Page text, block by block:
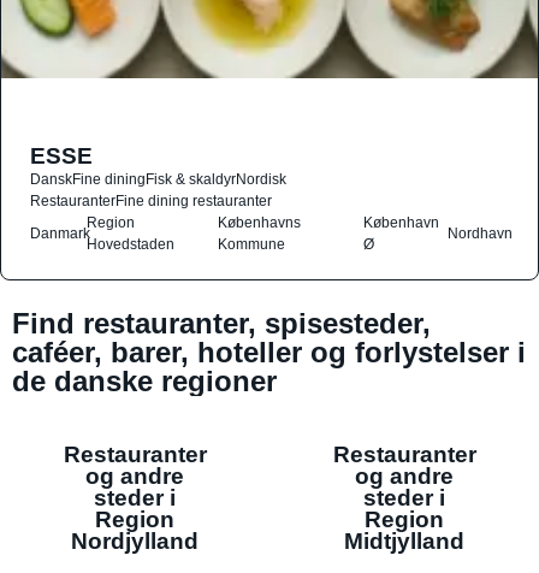
ESSE
DanskFine diningFisk & skaldyrNordisk
RestauranterFine dining restauranter
Danmark
Region
Hovedstaden
Københavns
Kommune
København
Ø
Nordhavn
Find restauranter, spisesteder,
caféer, barer, hoteller og forlystelser i
de danske regioner
Restauranter
og andre
steder i
Region
Nordjylland
Restauranter
og andre
steder i
Region
Midtjylland